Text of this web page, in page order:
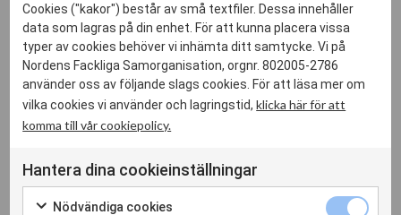
att gå i bräschen i klimatomställningen, utan att ge avkall på
hög konkurrenskraft och jämlikhet i vår egen region. Genom
detta kan vi öka integrationen och närma oss målet om att bli
världens mest hållbara region.
För att detta ska lyckas krävs att Norden tar ett samlat
potential som dennordiska modellenstre pelare kan
innebära (partsmodellen, välfärdsstaten och den ekonomiska
Cookies ("kakor") består av små textfiler. Dessa innehåller
data som lagras på din enhet. För att kunna placera vissa
typer av cookies behöver vi inhämta ditt samtycke. Vi på
Nordens Fackliga Samorganisation, orgnr. 802005-2786
använder oss av följande slags cookies. För att läsa mer om
vilka cookies vi använder och lagringstid,klicka här för att
komma till vår cookiepolicy.
Hantera dina cookieinställningar
Nödvändiga cookies